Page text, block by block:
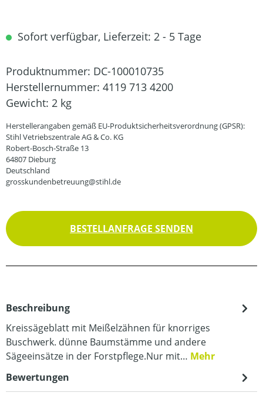
Sofort verfügbar, Lieferzeit: 2 - 5 Tage
Produktnummer: DC-100010735
Herstellernummer: 4119 713 4200
Gewicht: 2 kg
Herstellerangaben gemäß EU-Produktsicherheitsverordnung (GPSR):
Stihl Vetriebszentrale AG & Co. KG
Robert-Bosch-Straße 13
64807 Dieburg
Deutschland
grosskundenbetreuung@stihl.de
BESTELLANFRAGE SENDEN
Beschreibung
Kreissägeblatt mit Meißelzähnen für knorriges
Buschwerk. dünne Baumstämme und andere
Sägeeinsätze in der Forstpflege.Nur mit… Mehr
Bewertungen